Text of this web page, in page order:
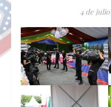
4 de julio